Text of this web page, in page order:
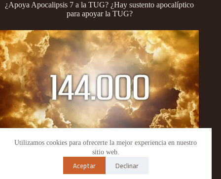
Utilizamos cookies para ofrecerte la mejor experiencia en nuestro
sitio web.
Aceptar Declinar
¿Apoya Apocalipsis 7 a la TUG? ¿Hay sustento apocalíptico
para apoyar la TUG?
Copyright © 2026 - WordPress Theme byCreative Themes